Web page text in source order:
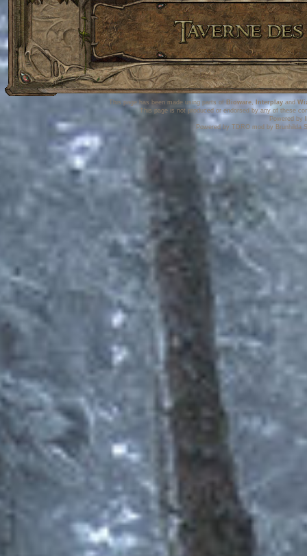
This page has been made using parts of Bioware, Interplay and
This page is not produced or endorsed by any of these
Powered by
Powered by TDRO mod by Brunhilda